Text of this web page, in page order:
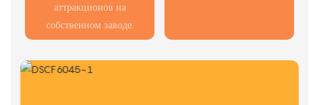
аттракционов на
собственном заводе.